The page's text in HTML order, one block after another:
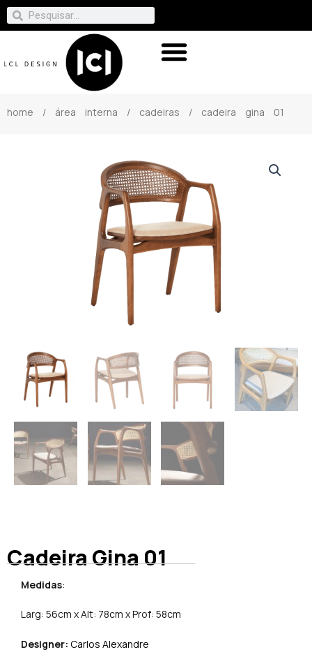
home / área interna / cadeiras / cadeira gina 01
Cadeira Gina 01
Medidas:
Larg: 56cm x Alt: 78cm x Prof: 58cm
Designer: Carlos Alexandre